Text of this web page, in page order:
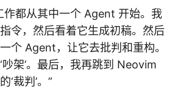
作都从其中一个 Agent 开始。我
令，然后看着它生成初稿。然后
个 Agent，让它去批判和重构。
吵架’。最后，我再跳到 Neovim
‘裁判’。”